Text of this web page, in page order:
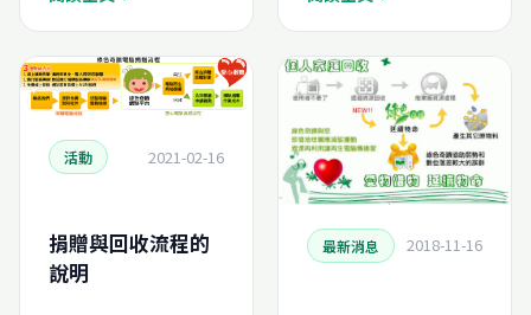
活動 2021-02-16
捐贈與回收流程的
說明
最新消息 2018-11-16